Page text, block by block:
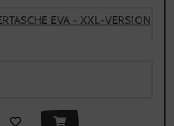
EVA - XXL-VERSION